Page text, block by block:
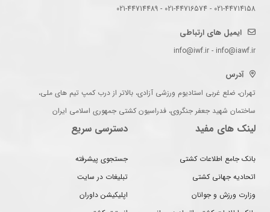
021-44714158 - 021-44716574 - 021-44714489
ایمیل های ارتباطی
info@iwf.ir - info@iawf.ir
آدرس
تهران، ضلع غربی استادیوم ورزشی آزادی، بالاتر از درب کمپ تیم های ملی،
ساختمان شهید جعفر جنگروی، فدراسیون کشتی جمهوری اسلامی ایران
لینک های مفید
بانک جامع اطلاعات کشتی
اتحادیه جهانی کشتی
وزارت ورزش و جوانان
دسترسی سریع
جستجوی پیشرفته
تبلیغات در سایت
اپلیکیشن داوران